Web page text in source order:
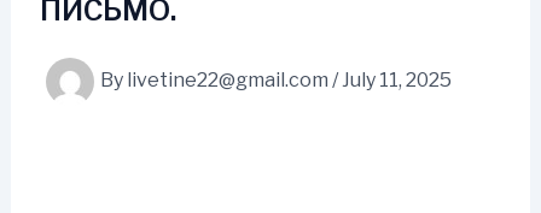
ПИСЬМО.
By livetine22@gmail.com /July 11, 2025